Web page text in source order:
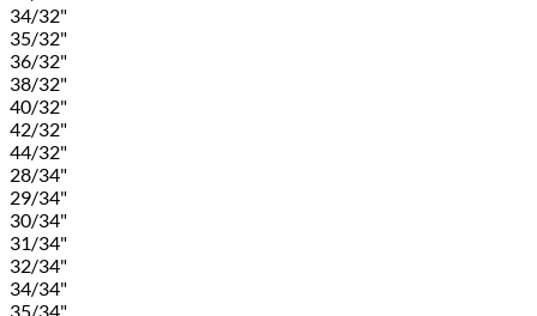
34/32"
35/32"
36/32"
38/32"
40/32"
42/32"
44/32"
28/34"
29/34"
30/34"
31/34"
32/34"
34/34"
35/34"